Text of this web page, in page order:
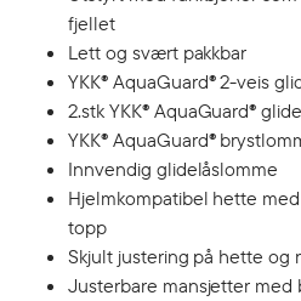
fjellet
Lett og svært pakkbar
YKK® AquaGuard® 2-veis
2.stk YKK® AquaGuard®
YKK® AquaGuard®
Innvendig glidelåslomme
Hjelmkompatibel hette
topp
Skjult justering på hette og
Justerbare mansjetter med